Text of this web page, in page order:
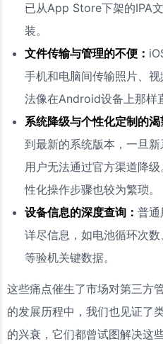
已从App Store下架的IPA
装。
文件传输与管理的不便：
手机和电脑间传输照片、
法像在Android设备上那样
系统降级与个性化定制的渴
到最新的系统版本，一旦
用户无法通过官方渠道降
性化操作步骤也较为繁琐。
设备信息的深度查询： 普通
详尽信息，如电池循环次
等验机关键数据。
这些痛点催生了市场对第三方
的发展历程中，我们也见证了
的兴衰，它们都曾试图解决这